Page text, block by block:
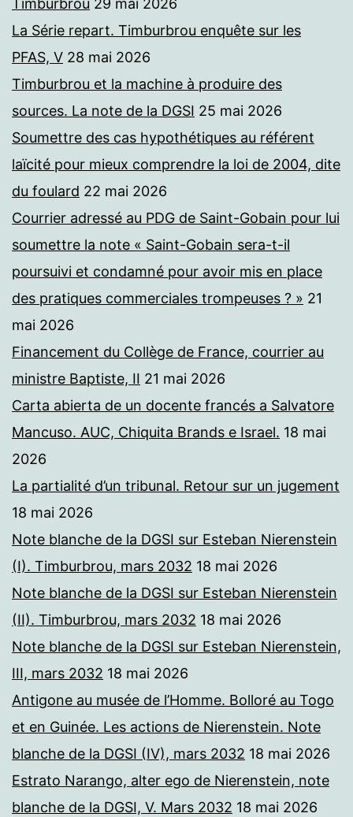
Timburbrou 29 mai 2026
La Série repart. Timburbrou enquête sur les
PFAS, V 28 mai 2026
Timburbrou et la machine à produire des
sources. La note de la DGSI 25 mai 2026
Soumettre des cas hypothétiques au référent
laïcité pour mieux comprendre la loi de 2004, dite
du foulard 22 mai 2026
Courrier adressé au PDG de Saint-Gobain pour lui
soumettre la note « Saint-Gobain sera-t-il
poursuivi et condamné pour avoir mis en place
des pratiques commerciales trompeuses ? » 21
mai 2026
Financement du Collège de France, courrier au
ministre Baptiste, II 21 mai 2026
Carta abierta de un docente francés a Salvatore
Mancuso. AUC, Chiquita Brands e Israel. 18 mai
2026
La partialité d’un tribunal. Retour sur un jugement
18 mai 2026
Note blanche de la DGSI sur Esteban Nierenstein
(I). Timburbrou, mars 2032 18 mai 2026
Note blanche de la DGSI sur Esteban Nierenstein
(II). Timburbrou, mars 2032 18 mai 2026
Note blanche de la DGSI sur Esteban Nierenstein,
III, mars 2032 18 mai 2026
Antigone au musée de l’Homme. Bolloré au Togo
et en Guinée. Les actions de Nierenstein. Note
blanche de la DGSI (IV), mars 2032 18 mai 2026
Estrato Narango, alter ego de Nierenstein, note
blanche de la DGSI, V. Mars 2032 18 mai 2026